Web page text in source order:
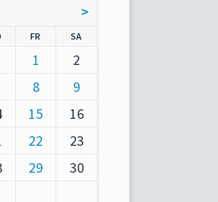
>
NNERSTAG
FR SA
1
2
8
9
15
16
22
23
29
30